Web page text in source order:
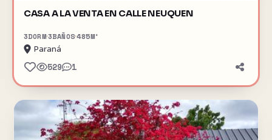
CASA A LA VENTA EN CALLE NEUQUEN
3DORM3BAÑOS485M²
Paraná
529 1